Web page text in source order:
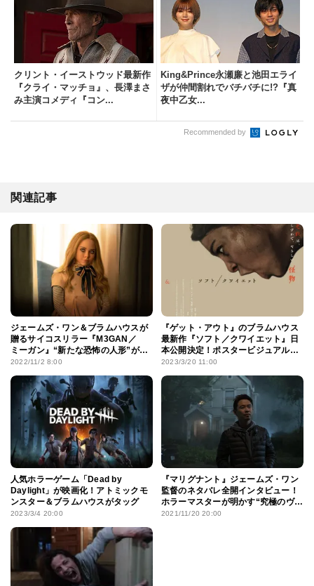
クリント・イーストウッド最新作
『クライ・マッチョ』、長澤まさ
み主演コメディ『コン...
King&Prince永瀬廉と池田エライ
ザが仲間割れでバチバチに!?『真
夜中乙女...
Recommended by
関連記事
ジェームズ・ワン＆ブラムハウスが
贈るサイコスリラー『M3GAN／
ミーガン』“新たな恐怖の人形”が爆
誕する特報映像到着
2022/11/2 8:00
『ゲット・アウト』のブラムハウス
最新作『ソフト／クワイエット』日
本公開決定！ポスタービジュアルも
公開に
2023/3/20 11:00
人気ホラーゲーム「Dead by
Daylight」が映画化！アトミックモ
ンスター＆ブラムハウスがタッグ
2023/3/4 20:00
『マリグナント』ジェームズ・ワン
監督のネタバレ全開インタビュー！
ホラーマスターが明かす“究極のヴィ
ラン”とは
2021/11/20 20:00